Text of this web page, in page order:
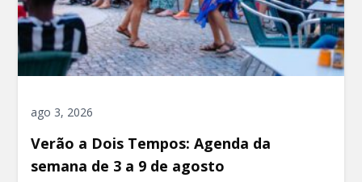
ago 3, 2026
Verão a Dois Tempos: Agenda da
semana de 3 a 9 de agosto